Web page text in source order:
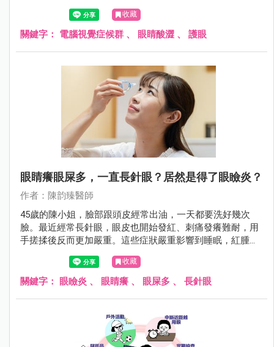
痛，與不當的姿勢及螢幕位置息息相關。同時，可能還伴隨
視力相關症狀，如視力模糊、假性近視、聚焦困難，這些問
題可能和眼鏡度數、光線、螢幕本身有關。眼表症狀也是常
可能降低工作效率，還可能對眼睛和肌肉骨骼健康造成影
收藏
關鍵字： 電腦視覺症候群 、 眼睛酸澀 、 護眼
眼睛癢眼屎多，一直長針眼？居然是得了眼瞼炎？
作者：陳韵臻醫師
45歲的陳小姐，臉部跟頭皮經常出油，一天都要洗好幾次
臉。最近經常長針眼，眼皮也開始發紅、刺痛發癢難耐，用
手搓揉後反而更加嚴重。這些症狀嚴重影響到睡眠，紅腫的
雙眼也常讓人誤以為他剛哭過，造成他生活很大的困擾。到
皮膚科及眼科就診後，才知道原來自己得了脂漏性皮膚炎，
且有嚴重的眼瞼炎。
收藏
關鍵字： 眼瞼炎 、 眼睛癢 、 眼屎多 、 長針眼